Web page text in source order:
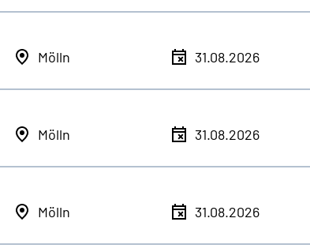
Mölln 31.08.2026
Mölln 31.08.2026
Mölln 31.08.2026